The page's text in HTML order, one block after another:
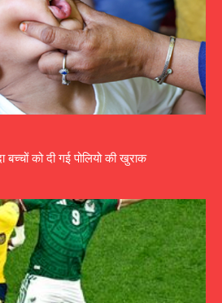
को दी गई पोलियो की खुराक